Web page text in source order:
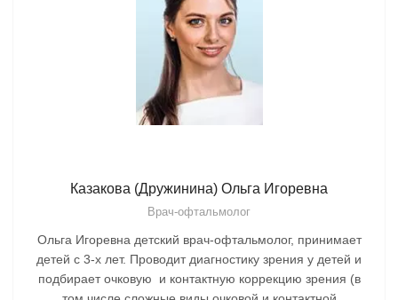
Казакова (Дружинина) Ольга Игоревна
Врач-офтальмолог
Ольга Игоревна детский врач-офтальмолог, принимает
детей с 3-х лет. Проводит диагностику зрения у детей и
подбирает очковую и контактную коррекцию зрения (в